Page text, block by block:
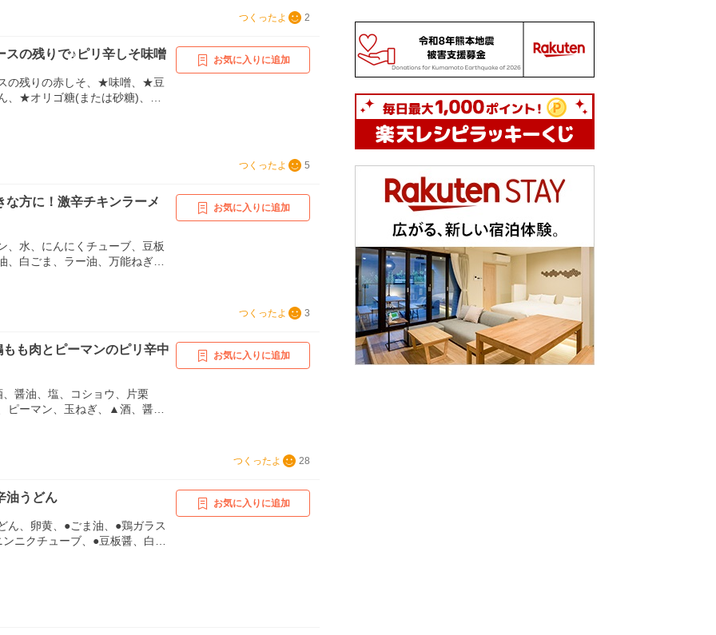
つくったよ 2
スの残りで♪ピリ辛しそ味噌
の残りの赤しそ、★味噌、★豆
、★オリゴ糖(または砂糖)、★
お気に入りに追加
つくったよ 5
な方に！激辛チキンラーメ
、水、にんにくチューブ、豆板
、白ごま、ラー油、万能ねぎ、
お気に入りに追加
つくったよ 3
も肉とピーマンのピリ辛中
醤油、塩、コショウ、片栗
ピーマン、玉ねぎ、▲酒、醤
お気に入りに追加
つくったよ 28
油うどん
ん、卵黄、●ごま油、●鶏ガラス
ニクチューブ、●豆板醤、白ご
お気に入りに追加